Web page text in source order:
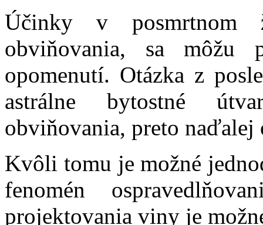
Účinky v posmrtnom
obviňovania, sa môžu
opomenutí. Otázka z
astrálne bytostné
obviňovania, preto naďalej
Kvôli tomu je možné
fenomén
projektovania viny je